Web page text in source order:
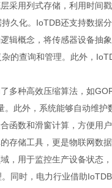
采用列式存储，利用时间
久化。IoTDB还支持数据
辑概念，将传感器设备抽
的查询和管理。此外，
多种高效压缩算法，如
此外，系统能够自动维
函数和滑窗计算，方便用
存储工具，更是物联网数
，用于监控生产设备状态
同时，电力行业借助